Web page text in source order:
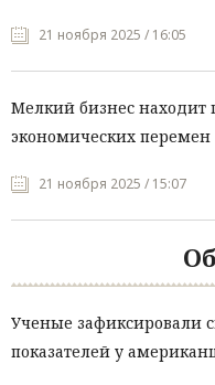
21 ноября 2025 / 16:05
Мелкий бизнес находит
экономических перемен
21 ноября 2025 / 15:07
Ученые зафиксировали
показателей у